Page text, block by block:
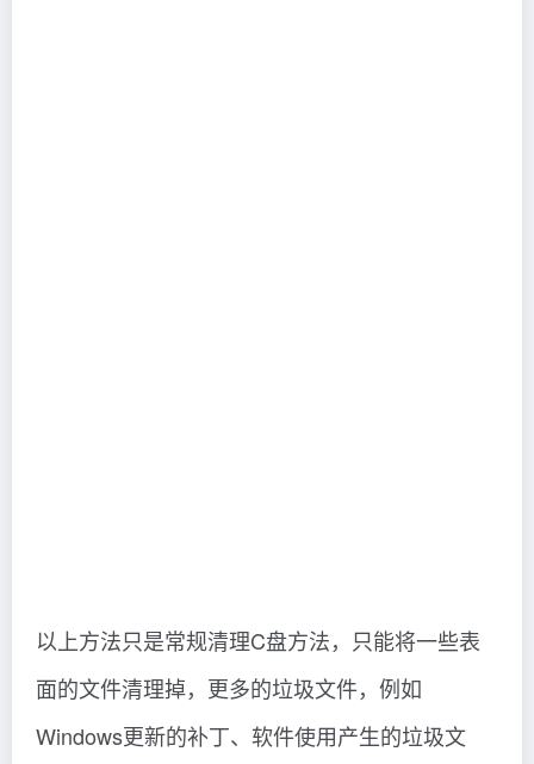
以上方法只是常规清理C盘方法，只能将一些表
面的文件清理掉，更多的垃圾文件，例如
Windows更新的补丁、软件使用产生的垃圾文